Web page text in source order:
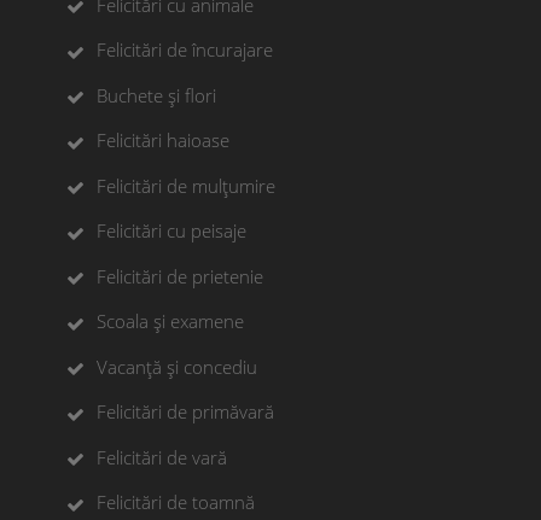
Felicitări de încurajare
Buchete și flori
Felicitări haioase
Felicitări de mulțumire
Felicitări cu peisaje
Felicitări de prietenie
Scoala și examene
Vacanță și concediu
Felicitări de primăvară
Felicitări de vară
Felicitări de toamnă